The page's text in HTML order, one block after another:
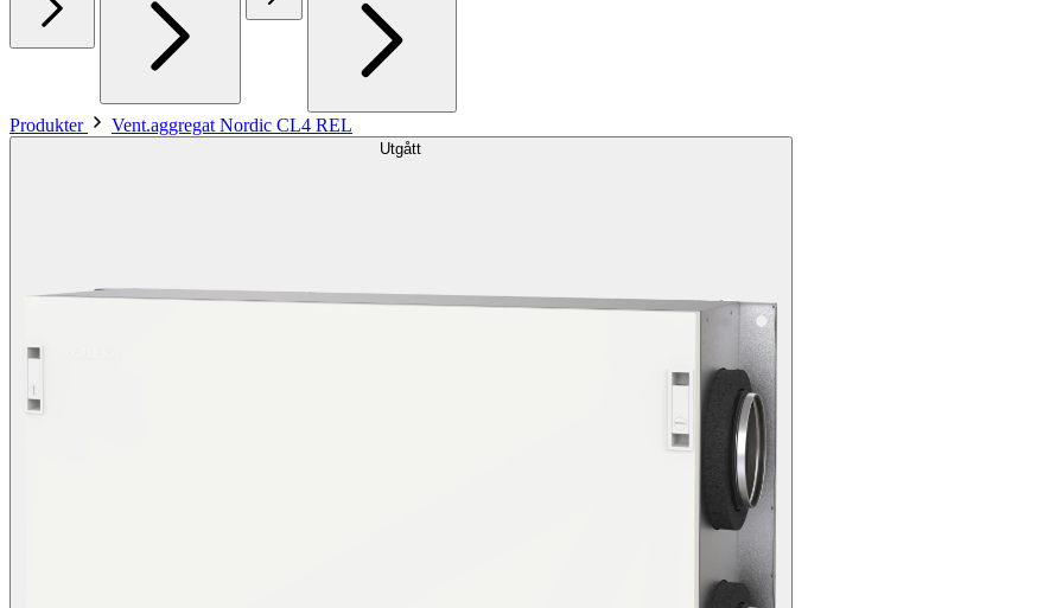
Produkter Vent.aggregat Nordic CL4 REL
Utgått